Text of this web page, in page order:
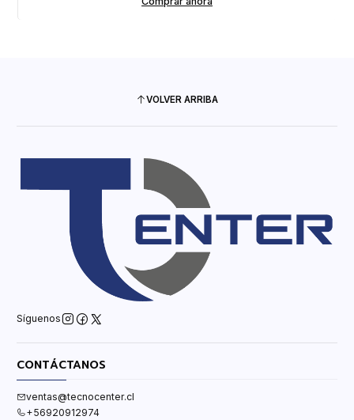
VOLVER ARRIBA
Síguenos
CONTÁCTANOS
ventas@tecnocenter.cl
+56920912974